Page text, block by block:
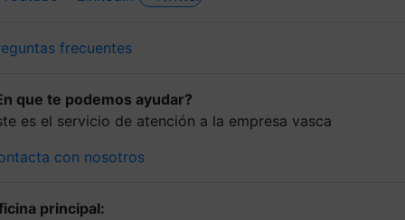
frecuentes
que te podemos ayudar?
es el servicio de atención a la empresa vasca
con nosotros
principal: